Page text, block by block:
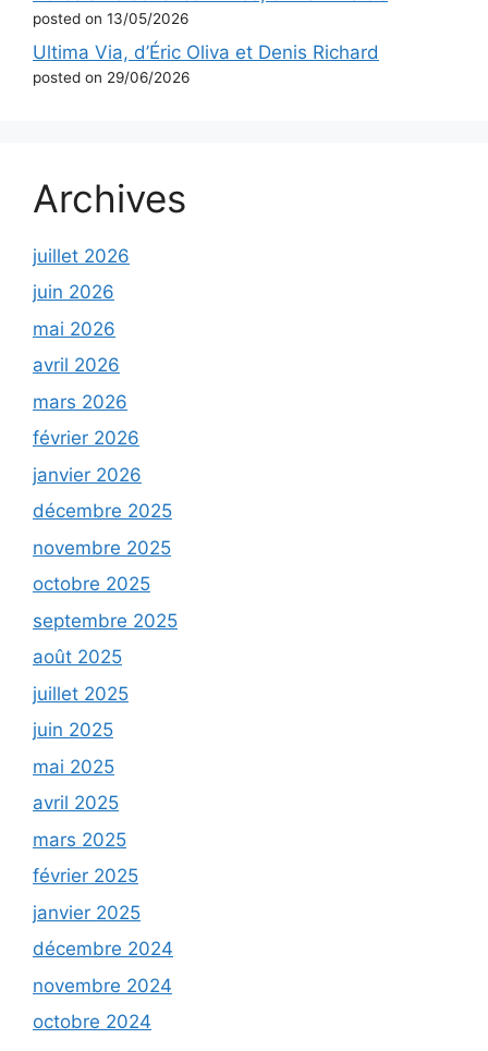
posted on 13/05/2026
Ultima Via, d’Éric Oliva et Denis Richard
posted on 29/06/2026
Archives
juillet 2026
juin 2026
mai 2026
avril 2026
mars 2026
février 2026
janvier 2026
décembre 2025
novembre 2025
octobre 2025
septembre 2025
août 2025
juillet 2025
juin 2025
mai 2025
avril 2025
mars 2025
février 2025
janvier 2025
décembre 2024
novembre 2024
octobre 2024